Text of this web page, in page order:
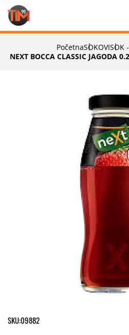
PočetnaSOKOVISOK
NEXT BOCCA CLASSIC JAGODA
SKU:09882